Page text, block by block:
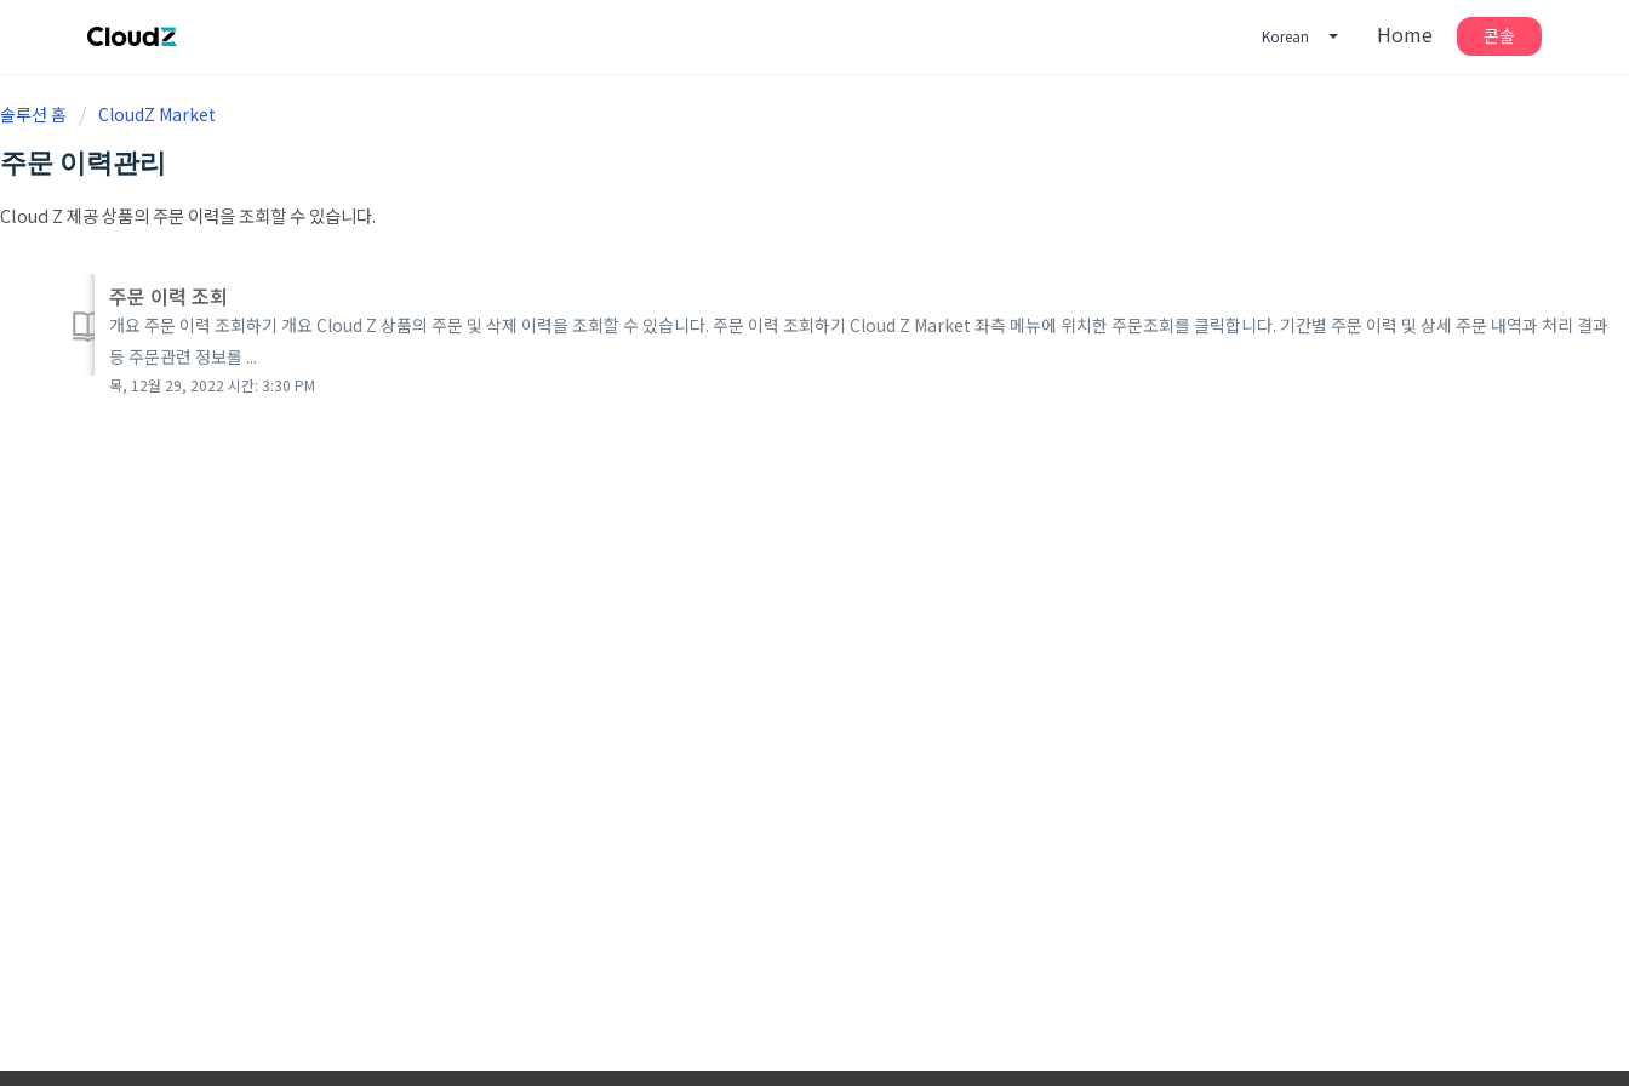
Korean Home 콘솔
솔루션 홈 CloudZ Market
주문 이력관리
Cloud Z 제공 상품의 주문 이력을 조회할 수 있습니다.
주문 이력 조회
개요 주문 이력 조회하기 개요 Cloud Z 상품의 주문 및 삭제 이력을 조회할 수 있습니다. 주문 이력 조회하기 Cloud Z Market 좌측 메뉴에 위치한 주문조회를 클릭합니다. 기간별 주문 이력 및 상세 주문 내역과 처리 결과
등 주문관련 정보를 ...
목, 12월 29, 2022 시간: 3:30 PM